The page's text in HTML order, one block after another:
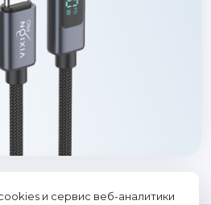
и сервис веб-аналитики